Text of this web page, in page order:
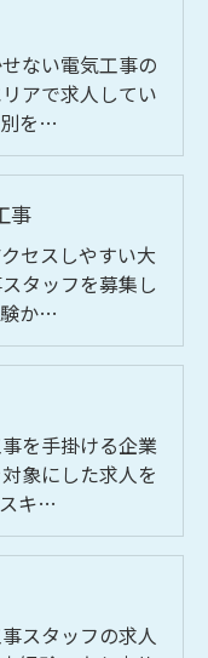
止の具体的手続
せ下さい。
ない電気工事の
アで求人してい
別を…
事
セスしやすい大
タッフを募集し
か…
を手掛ける企業
象にした求人を
キ…
スタッフの求人